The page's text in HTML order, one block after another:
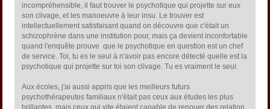
incompréhensible, il faut trouver le psychotique qui projette sur eux
son clivage, et les manoeuvre à leur insu. Le trouver est
intellectuellement satisfaisant quand on découvre que c'était un
schizophrène dans une institution pour, mais ça devient inconfortable
quand l'enquête prouve que le psychotique en question est un chef
de service. Toi, tu es le seul à n'avoir pas encore détecté quelle est la
psychotique qui projette sur toi son clivage. Tu es vraiment le seul.
Aux écoles, j'ai aussi appris que les meilleurs futurs
psychothérapeutes familiaux n'était pas ceux aux études les plus
brillantes, mais ceux qui vite étaient capable de renouer des relation